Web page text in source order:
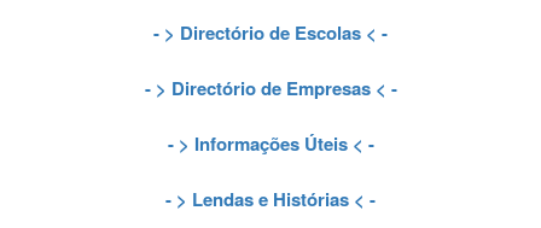
- > Directório de Escolas < -
- > Directório de Empresas< -
- > Informações Úteis< -
- > Lendas e Histórias < -